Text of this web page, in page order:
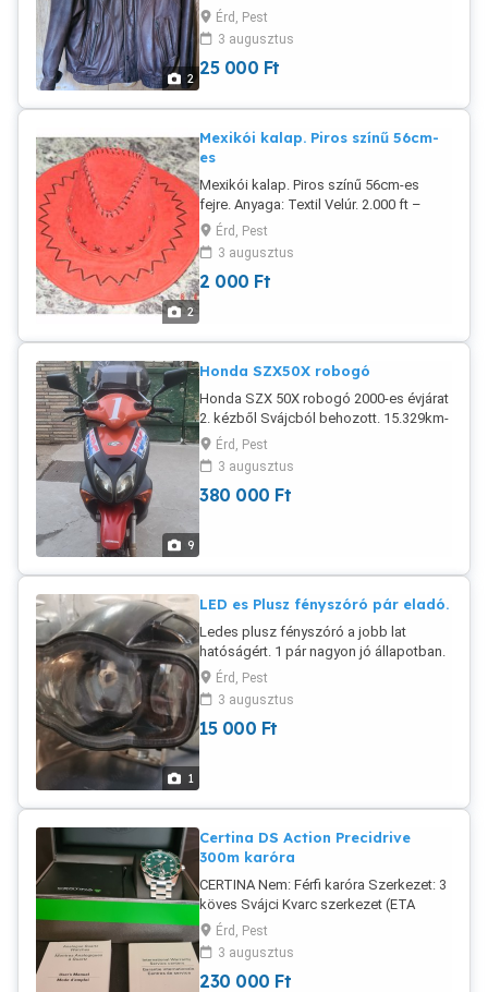
2
állapotban. 3 belső zsebbel, ebből 1
zipzáras, 4 külső zsebbel ebből kettő
zipzáras, nagyon praktikus. Vékony
bélessel. YKK zipzár + 3 patent. Ujja
Vállszélesség 60cm; Derékbőség
keresztbe mérve 65cm; Háthossz 72cm.
Személyes átvétel, vagy előre utalás
után postázom. Más megoldás nincs.
Adathalászok, akik a szállítást akarják
intézni maguk, ne is próbálkozzanak,
egyből tiltó listára teszem Őket.
Érd, Pest
3 augusztus
25 000 Ft
2
Mexikói kalap. Piros színű 56cm-
es
Mexikói kalap. Piros színű 56cm-es
fejre. Anyaga: Textil Velúr. 2.000 ft –
Érd, Pest
3 augusztus
2 000 Ft
9
Honda SZX50X robogó
Honda SZX 50X robogó 2000-es évjárat
2. kézből Svájcból behozott. 15.329km-
el. Elöl-hátul tárcsafékes.Krauser
kofferral, MRA plexivel, Volt, óra és
hőmérővel, akkumulátor töltő külső
csatlakozóval. Új aksi, új görgők, új
Érd, Pest
3 augusztus
380 000 Ft
1
LED es Plusz fényszóró pár eladó.
Ledes plusz fényszóró a jobb lat
hatóságért. 1 pár nagyon jó állapotban.
Nem E betűs. Személyes átvétel, vagy
postázom előre utalás után. E-Mail
vadászok kíméljenek. Ne
próbálkozzanak.
Érd, Pest
3 augusztus
15 000 Ft
Certina DS Action Precidrive
300m karóra
CERTINA Nem: Férfi karóra Szerkezet: 3
köves Svájci Kvarc szerkezet (ETA
Cal.:F07.411 Precidrive) Szerkezet
pontossága: Maximális eltérés évi
+10/-10 másodperc *a valódi
pontosság jellemzően jóval a megadott
Érd, Pest
3 augusztus
230 000 Ft